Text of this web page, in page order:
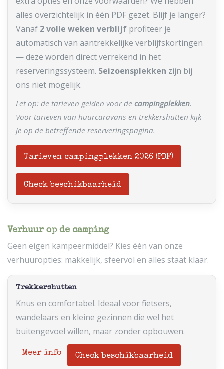
alles overzichtelijk in één PDF gezet. Blijf je langer?
Vanaf 2 volle weken verblijf profiteer je
automatisch van aantrekkelijke verblijfskortingen
— deze worden direct verrekend in het
reserveringssysteem. Seizoensplekken zijn bij
ons niet mogelijk.
Let op: de tarieven gelden voor de campingplekken.
Voor tarieven van huurcaravans en trekkershutten kijk
je op de betreffende reserveringspagina.
Tarieven campingplekken 2026 (PDF)
Check beschikbaarheid
Verhuur op de camping
Geen eigen kampeermiddel? Kies één van onze
verhuuropties: makkelijk, sfeervol en alles staat klaar.
Trekkershutten
Knus en comfortabel. Ideaal voor fietsers,
wandelaars en kleine gezinnen die wel het
buitengevoel willen, maar zonder opbouwen.
Meer info Check beschikbaarheid